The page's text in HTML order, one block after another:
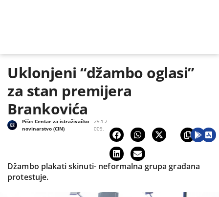
Uklonjeni “džambo oglasi”
za stan premijera
Brankovića
29.1.2
009.
Piše:Centar za istraživačko
novinarstvo (CIN)
Džambo plakati skinuti- neformalna grupa građana
protestuje.